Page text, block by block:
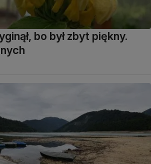
bo był zbyt piękny.